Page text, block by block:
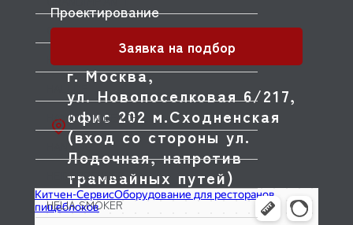
GRILL MASTER
HACKMAN
HAMILTON BEACH
HANNING
HEIDEBRENNER
HELIA SMOKER
г. Москва,
ул. Новопоселковая 6/217,
офис 202 м.Сходненская
(вход со стороны ул.
Лодочная, напротив
трамвайных путей)
Проектирование
Заявка на подбор